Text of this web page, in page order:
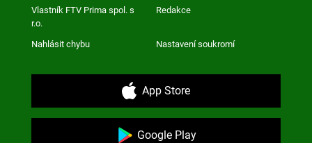
Vlastník FTV Prima spol. s
r.o.
Redakce
Nahlásit chybu Nastavení soukromí
App Store
Google Play